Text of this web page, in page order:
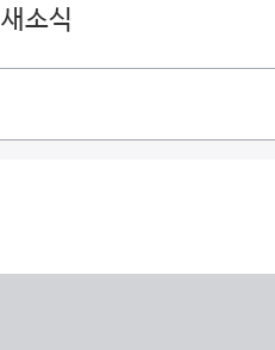
새소식